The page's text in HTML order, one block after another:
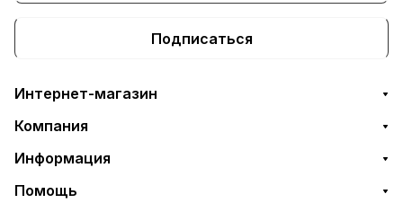
Подписаться
Интернет-магазин
Компания
Информация
Помощь